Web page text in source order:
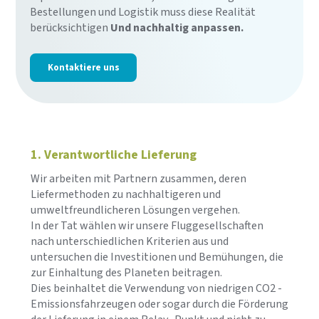
Bestellungen und Logistik muss diese Realität
berücksichtigen Und nachhaltig anpassen.
Kontaktiere uns
1. Verantwortliche Lieferung
Wir arbeiten mit Partnern zusammen, deren
Liefermethoden zu nachhaltigeren und
umweltfreundlicheren Lösungen vergehen.
In der Tat wählen wir unsere Fluggesellschaften
nach unterschiedlichen Kriterien aus und
untersuchen die Investitionen und Bemühungen, die
zur Einhaltung des Planeten beitragen.
Dies beinhaltet die Verwendung von niedrigen CO2 -
Emissionsfahrzeugen oder sogar durch die Förderung